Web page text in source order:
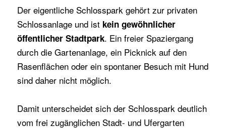
Der eigentliche Schlosspark gehört zur privaten
Schlossanlage und ist kein gewöhnlicher
öffentlicher Stadtpark. Ein freier Spaziergang
durch die Gartenanlage, ein Picknick auf den
Rasenflächen oder ein spontaner Besuch mit Hund
sind daher nicht möglich.
Damit unterscheidet sich der Schlosspark deutlich
vom frei zugänglichen Stadt- und Ufergarten